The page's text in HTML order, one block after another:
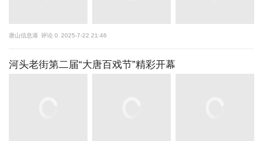
唐山信息港 评论 0 2025-7-22 21:46
河头老街第二届“大唐百戏节”精彩开幕